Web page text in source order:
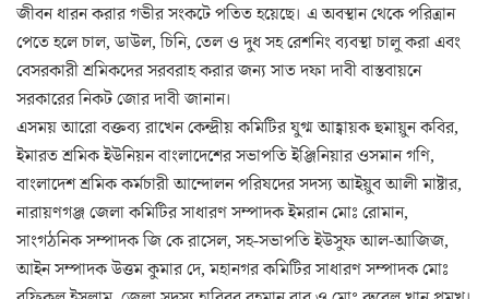
জীবন ধারন করার গভীর সংকটে পতিত হয়েছে। এ অবস্থান থেকে পরিত্রান
পেতে হলে চাল, ডাউল, চিনি, তেল ও দুধ সহ রেশনিং ব্যবস্থা চালু করা এবং
বেসরকারী শ্রমিকদের সরবরাহ করার জন্য সাত দফা দাবী বাস্তবায়নে
সরকারের নিকট জোর দাবী জানান।
এসময় আরো বক্তব্য রাখেন কেন্দ্রীয় কমিটির যুগ্ম আহ্বায়ক হুমায়ুন কবির,
ইমারত শ্রমিক ইউনিয়ন বাংলাদেশের সভাপতি ইঞ্জিনিয়ার ওসমান গণি,
বাংলাদেশ শ্রমিক কর্মচারী আন্দোলন পরিষদের সদস্য আইয়ুব আলী মাষ্টার,
নারায়ণগঞ্জ জেলা কমিটির সাধারণ সম্পাদক ইমরান মোঃ রোমান,
সাংগঠনিক সম্পাদক জি কে রাসেল, সহ-সভাপতি ইউসুফ আল-আজিজ,
আইন সম্পাদক উত্তম কুমার দে, মহানগর কমিটির সাধারণ সম্পাদক মোঃ